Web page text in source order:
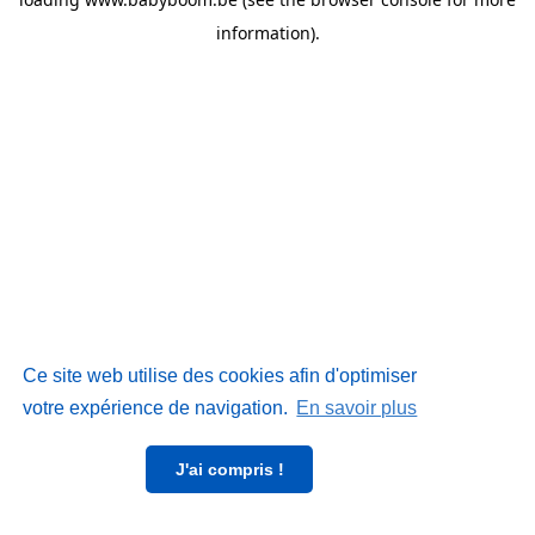
Ce site web utilise des cookies afin d'optimiser
votre expérience de navigation. En savoir plus
J'ai compris !
information).